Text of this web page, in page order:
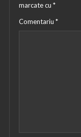
marcate cu *
Comentariu *